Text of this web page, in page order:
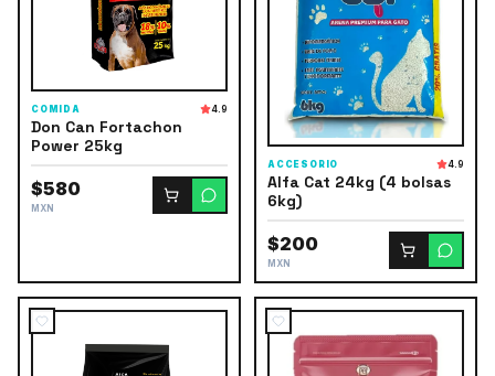
COMIDA 4.9
Don Can Fortachon
Power 25kg
$580
MXN
ACCESORIO 4.9
Alfa Cat 24kg (4 bolsas
6kg)
$200
MXN